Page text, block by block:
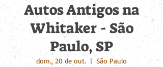
Autos Antigos na
Whitaker - São
Paulo, SP
dom., 20 de out.
  |
São Paulo